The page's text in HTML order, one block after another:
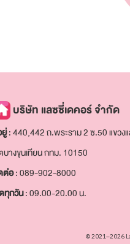
บริษัท แลซซี่เดคอร์ จำกัด
: 440,442 ถ.พระราม 2 ซ.50 แขวง
บางขุนเทียน กทม. 10150
ต่อ: 089-902-8000
ทุกวัน: 09.00-20.00 น.
© 2021–2026